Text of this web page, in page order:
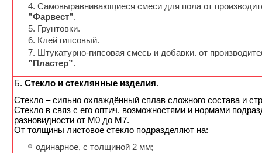
Самовыравнивающиеся смеси для пола от
”Фарвест”.
Грунтовки.
Клей гипсовый.
Штукатурно-гипсовая смесь и добавки. от
”Пластер”.
Б. Стекло и стеклянные изделия.
Cтекло – сильно охлаждённый сплав сложного состава и
Стекло в связ с его оптич. возможностями и нормами
разновидности от М0 до М7.
От толщины листовое стекло подразделяют на:
одинарное, с толщиной 2 мм;